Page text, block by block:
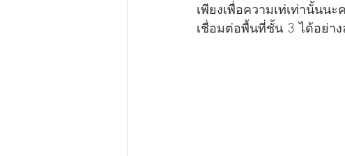
เพียงเพื่อความเท่เท่านั้นน
เชื่อมต่อพื้นที่ชั้น 3 ได้อย่าง